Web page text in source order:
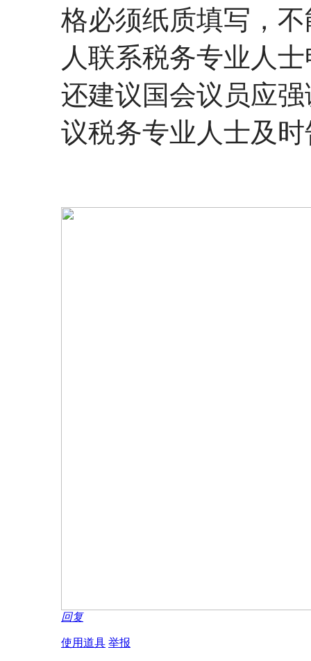
格必须纸质填写，
人联系税务专业人
还建议国会议员应
议税务专业人士及
回复
使用道具 举报